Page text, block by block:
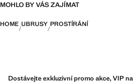
MOHLO BY VÁS ZAJÍMAT
HOME UBRUSY PROSTÍRÁNÍ
Dostávejte exkluzivní promo akce, VIP